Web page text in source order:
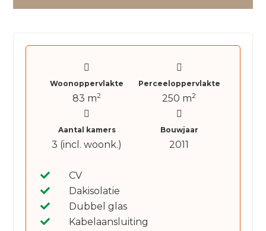
Woonoppervlakte
83 m2
Perceeloppervlakte
250 m2
Aantal kamers
3 (incl. woonk.)
Bouwjaar
2011
CV
Dakisolatie
Dubbel glas
Kabelaansluiting